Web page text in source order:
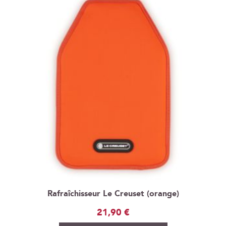
Rafraîchisseur Le Creuset (orange)
21,90 €